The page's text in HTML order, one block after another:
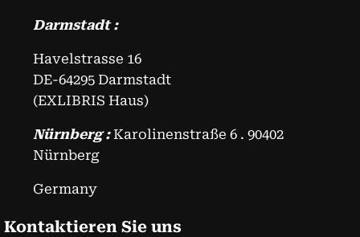
Darmstadt :
Havelstrasse 16
DE-64295 Darmstadt
(EXLIBRIS Haus)
Nürnberg : Karolinenstraße 6 . 90402
Nürnberg
Germany
Kontaktieren Sie uns